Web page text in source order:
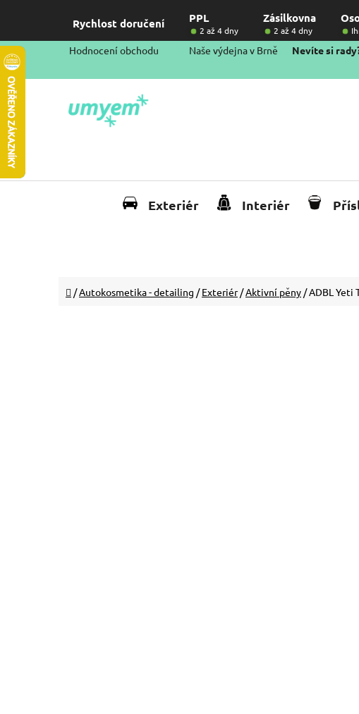
obsah
Rychlost doručení PPL Zásilkovna
2 až 4 dny 2 až 4 dny
Hodnocení obchodu Naše výdejna v Brně Nevíte si
Exteriér Interiér
Domů
/Autokosmetika - detailing / Exteriér /Aktivní pěny /ADBL Yeti